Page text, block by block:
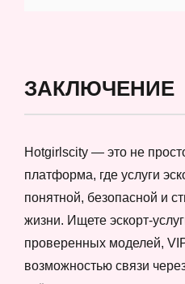
ЗАКЛЮЧЕНИЕ
Hotgirlscity — это не
платформа, где услуги
понятной, безопасной и
жизни. Ищете эскорт-
проверенных моделей,
возможностью связи